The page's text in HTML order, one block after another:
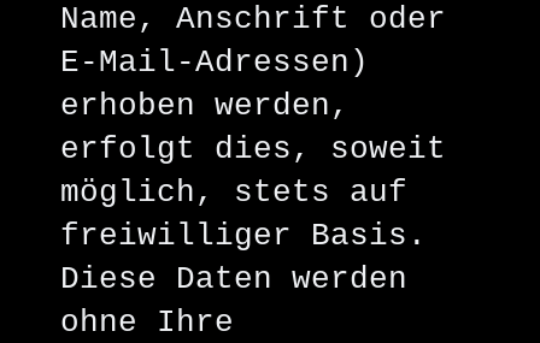
Name, Anschrift oder
E-Mail-Adressen)
erhoben werden,
erfolgt dies, soweit
möglich, stets auf
freiwilliger Basis.
Diese Daten werden
ohne Ihre